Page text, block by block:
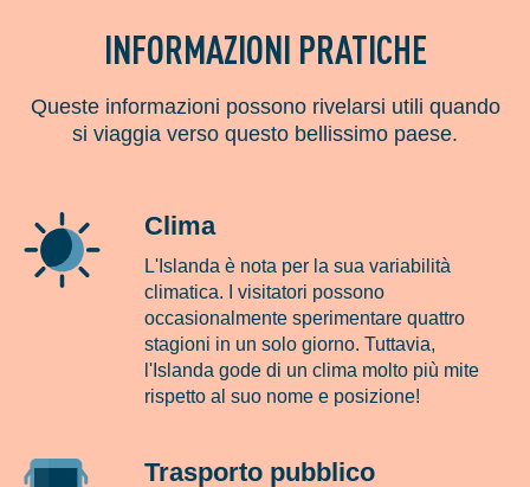
INFORMAZIONI PRATICHE
Queste informazioni possono rivelarsi utili quando
si viaggia verso questo bellissimo paese.
Clima
L'Islanda è nota per la sua variabilità
climatica. I visitatori possono
occasionalmente sperimentare quattro
stagioni in un solo giorno. Tuttavia,
l'Islanda gode di un clima molto più mite
rispetto al suo nome e posizione!
Trasporto pubblico